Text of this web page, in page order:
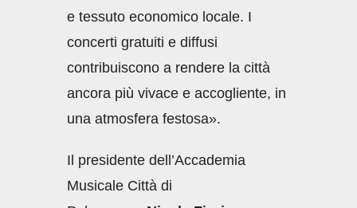
e tessuto economico locale. I
concerti gratuiti e diffusi
contribuiscono a rendere la città
ancora più vivace e accogliente, in
una atmosfera festosa».
Il presidente dell’Accademia
Musicale Città di